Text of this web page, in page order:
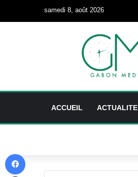
samedi 8, août 2026
ACCUEIL ACTUALITE